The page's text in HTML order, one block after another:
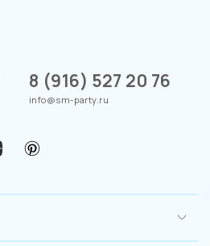
8 (916) 527 20 76
info@sm-party.ru